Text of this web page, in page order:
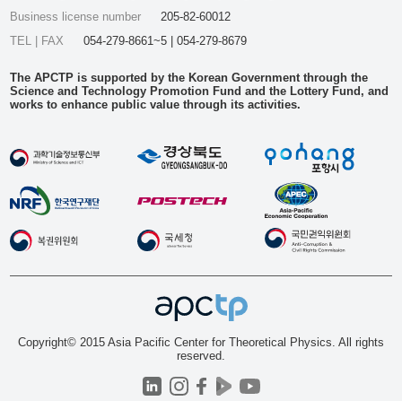
Business license number
205-82-60012
TEL | FAX
054-279-8661~5 | 054-279-8679
The APCTP is supported by the Korean Government through the
Science and Technology Promotion Fund and the Lottery Fund, and
works to enhance public value through its activities.
Copyright© 2015 Asia Pacific Center for Theoretical Physics. All rights
reserved.